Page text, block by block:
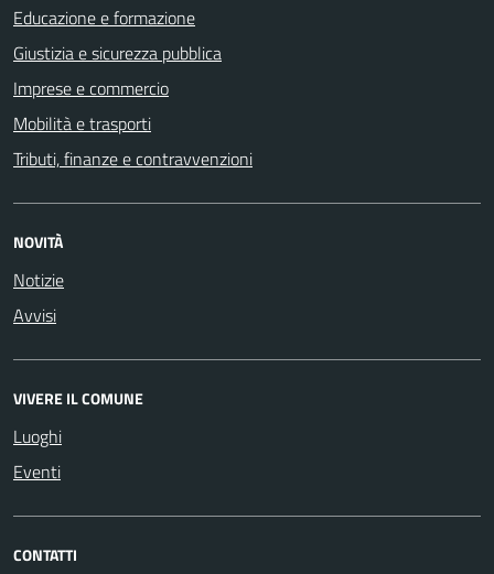
Educazione e formazione
Giustizia e sicurezza pubblica
Imprese e commercio
Mobilità e trasporti
Tributi, finanze e contravvenzioni
NOVITÀ
Notizie
Avvisi
VIVERE IL COMUNE
Luoghi
Eventi
CONTATTI